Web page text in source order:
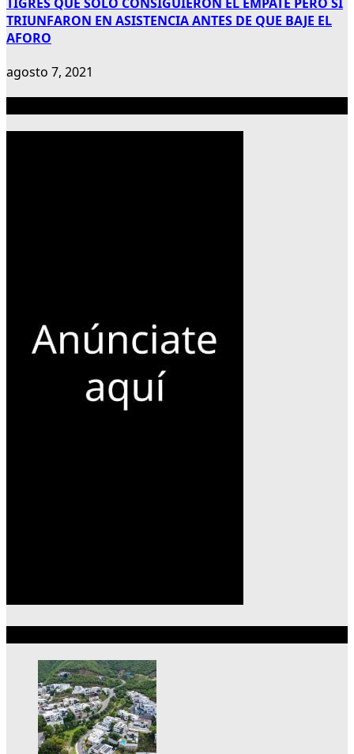
TRIUNFARON EN ASISTENCIA ANTES DE QUE BAJE EL
AFORO
agosto 7, 2021